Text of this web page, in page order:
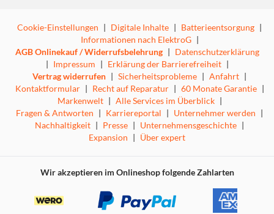
Cookie-Einstellungen | Digitale Inhalte | Batterieentsorgung |
Informationen nach ElektroG |
AGB Onlinekauf / Widerrufsbelehrung | Datenschutzerklärung
| Impressum | Erklärung der Barrierefreiheit |
Vertrag widerrufen | Sicherheitsprobleme | Anfahrt |
Kontaktformular | Recht auf Reparatur | 60 Monate Garantie |
Markenwelt | Alle Services im Überblick |
Fragen & Antworten | Karriereportal | Unternehmer werden |
Nachhaltigkeit | Presse | Unternehmensgeschichte |
Expansion | Über expert
Wir akzeptieren im Onlineshop folgende Zahlarten